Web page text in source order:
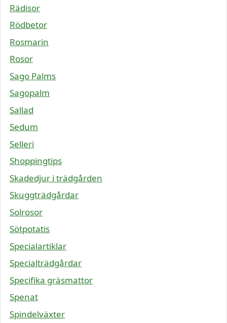
Rädisor
Rödbetor
Rosmarin
Rosor
Sago Palms
Sagopalm
Sallad
Sedum
Selleri
Shoppingtips
Skadedjur i trädgården
Skuggträdgårdar
Solrosor
Sötpotatis
Specialartiklar
Specialträdgårdar
Specifika gräsmattor
Spenat
Spindelväxter